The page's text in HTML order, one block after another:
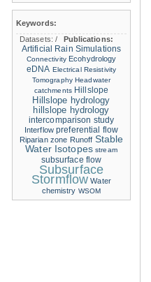
Keywords:
Datasets:/
Publications:
Artificial Rain Simulations
Connectivity Ecohydrology
eDNA Electrical Resistivity
Tomography Headwater
catchments Hillslope
Hillslope hydrology
hillslope hydrology
intercomparison study
Interflow preferential flow
Riparian zone Runoff Stable
Water Isotopes stream
subsurface flow
Subsurface
Stormflow Water
chemistry WSOM